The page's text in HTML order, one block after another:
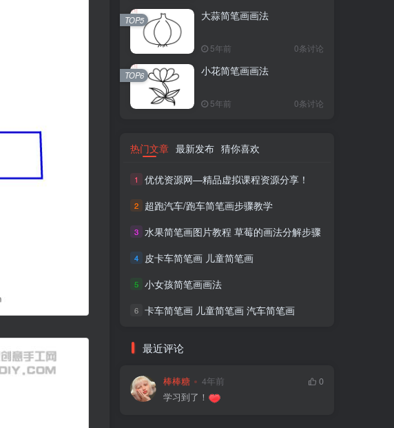
大蒜简笔画画法
5年前 0条讨论
TOP5
小花简笔画画法
5年前 0条讨论
TOP6
热门文章 最新发布 猜你喜欢
1 优优资源网—精品虚拟课程资源分享！
2 超跑汽车/跑车简笔画步骤教学
3 水果简笔画图片教程 草莓的画法分解步骤
4 皮卡车简笔画 儿童简笔画
5 小女孩简笔画画法
6 卡车简笔画 儿童简笔画 汽车简笔画
最近评论
棒棒糖 4年前
0
学习到了！